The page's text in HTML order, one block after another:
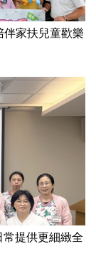
家扶兒童歡樂
提供更細緻全